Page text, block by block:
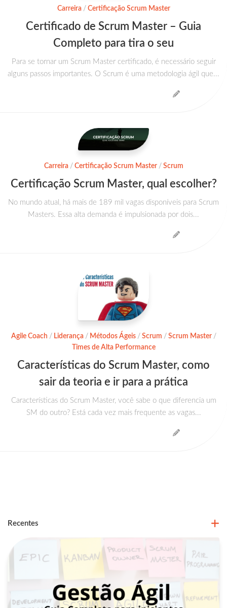
Carreira/ Certificação Scrum Master
Certificado de Scrum Master – Guia
Completo para tira o seu
Para se tornar um Scrum Master certificado, é necessário seguir
alguns passos importantes. O Scrum é uma metodologia ágil que...
Carreira/ Certificação Scrum Master/ Scrum
Certificação Scrum Master, qual escolher?
No mundo atual, há mais de 189 mil vagas disponíveis para Scrum
Masters. Essa alta demanda é impulsionada por dois...
Agile Coach / Liderança/ Métodos Ágeis/ Scrum / Scrum Master/
Times de Alta Performance
Características do Scrum Master, como
sair da teoria e ir para a prática
Características do Scrum Master, você sabe o que diferencia um
SM do outro? Está cada vez mais frequente as vagas...
Recentes